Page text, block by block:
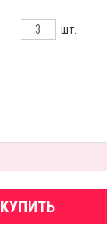
шт.
КУПИТЬ